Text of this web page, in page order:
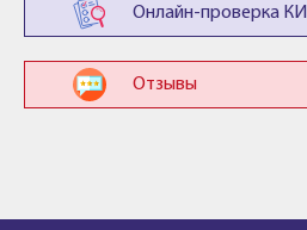
Онлайн-проверка КИ
Отзывы